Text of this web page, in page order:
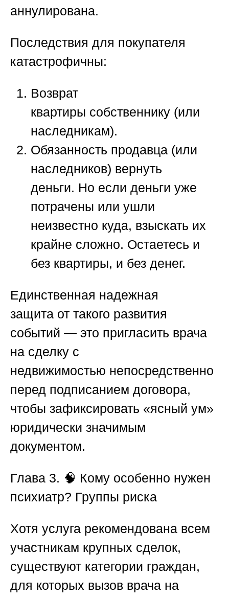
аннулирована.
Последствия для покупателя
катастрофичны:
Возврат
квартиры собственнику (или
наследникам).
Обязанность продавца (или
наследников) вернуть
деньги. Но если деньги уже
потрачены или ушли
неизвестно куда, взыскать их
крайне сложно. Остаетесь и
без квартиры, и без денег.
Единственная надежная
защита от такого развития
событий — это пригласить врача
на сделку с
недвижимостью непосредственно
перед подписанием договора,
чтобы зафиксировать «ясный ум»
юридически значимым
документом.
Глава 3. 🧠 Кому особенно нужен
психиатр? Группы риска
Хотя услуга рекомендована всем
участникам крупных сделок,
существуют категории граждан,
для которых вызов врача на